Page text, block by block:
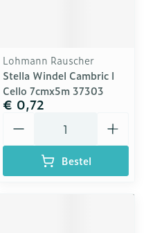
Lohmann Rauscher
Stella Windel Cambric l
Cello 7cmx5m 37303
€ 0,72
Bestel